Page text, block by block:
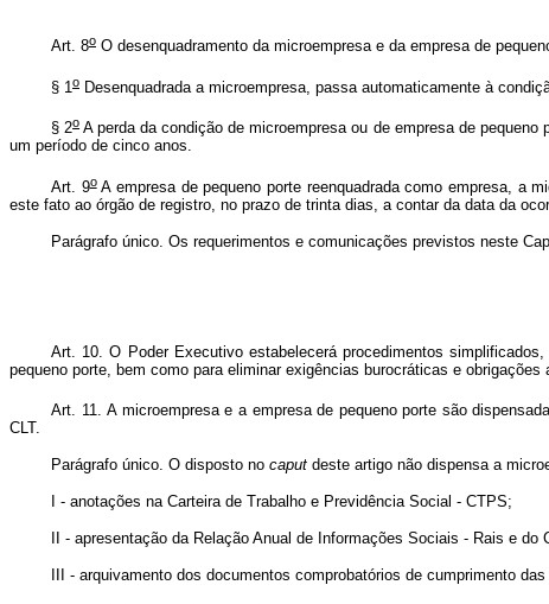
Art. 8o O desenquadramento da microempresa e da empresa de
§ 1 o Desenquadrada a microempresa, passa automaticamente à
§ 2o A perda da condição de microempresa ou de empresa de
um período de cinco anos.
Art. 9oA empresa de pequeno porte reenquadrada como empresa, a
este fato ao órgão de registro, no prazo de trinta dias, a contar da data da
Parágrafo único. Os requerimentos e comunicações previstos neste
Art. 10. O Poder Executivo estabelecerá procedimentos
pequeno porte, bem como para eliminar exigências burocráticas e
Art. 11. A microempresa e a empresa de pequeno porte são
CLT.
Parágrafo único. O disposto no caput deste artigo não dispensa a
I - anotações na Carteira de Trabalho e Previdência Social - CTPS;
II - apresentação da Relação Anual de Informações Sociais - Rais e
III - arquivamento dos documentos comprobatórios de cumprimento